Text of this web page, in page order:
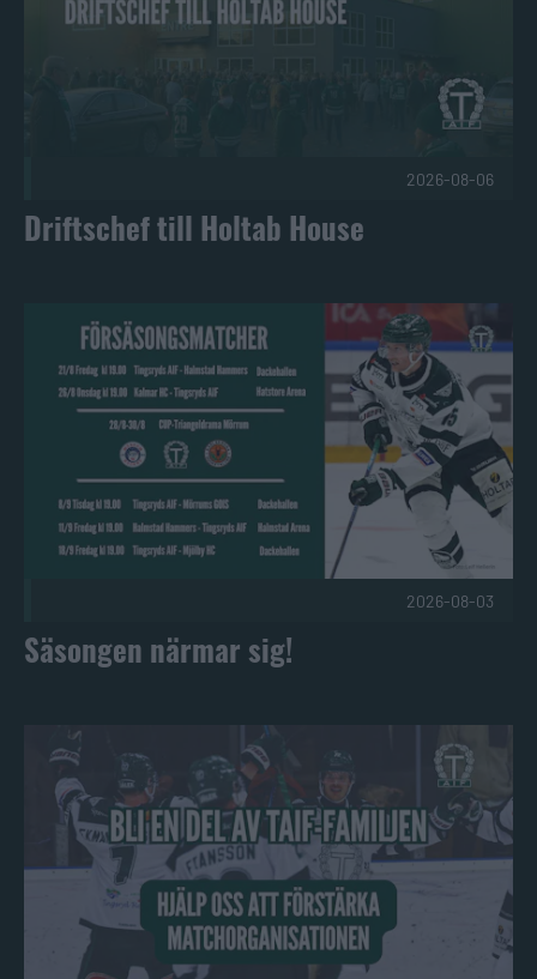
2026-08-06
Driftschef till Holtab House
Säsongen närmar sig! Publicerad 2026-08-03
2026-08-03
Säsongen närmar sig!
Vill du hjälpa till på matcherna? Publicerad 2026-07-30